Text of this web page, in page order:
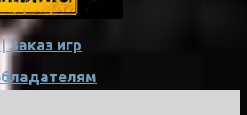
Заказ игр